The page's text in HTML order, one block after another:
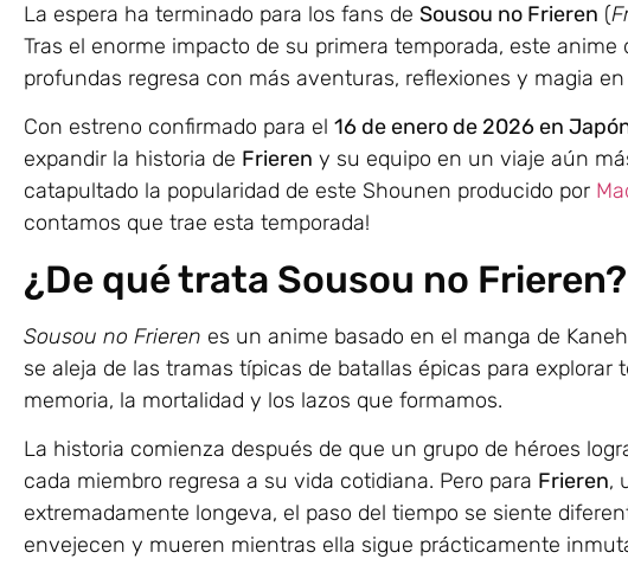
La espera ha terminado para los fans de Sousou no Frieren (
Tras el enorme impacto de su primera temporada, este
profundas regresa con más aventuras, reflexiones y magia
Con estreno confirmado para el 16 de enero de 2026 en
expandir la historia de Frieren y su equipo en un viaje aún
catapultado la popularidad de este Shounen producido por
contamos que trae esta temporada!
¿De qué trata Sousou no Frieren?
Sousou no Frieren es un anime basado en el manga de
se aleja de las tramas típicas de batallas épicas para explorar
memoria, la mortalidad y los lazos que formamos.
La historia comienza después de que un grupo de héroes
cada miembro regresa a su vida cotidiana. Pero para Frieren,
extremadamente longeva, el paso del tiempo se siente
envejecen y mueren mientras ella sigue prácticamente